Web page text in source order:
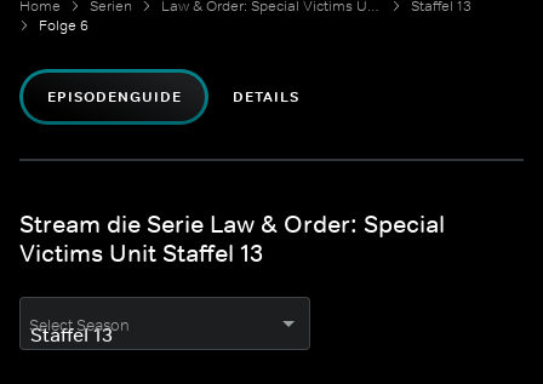
Home Serien Law & Order: Special Victims Unit
Staffel 13
Folge 6
EPISODENGUIDE DETAILS
Stream die Serie Law & Order: Special
Victims Unit Staffel 13
Select Season